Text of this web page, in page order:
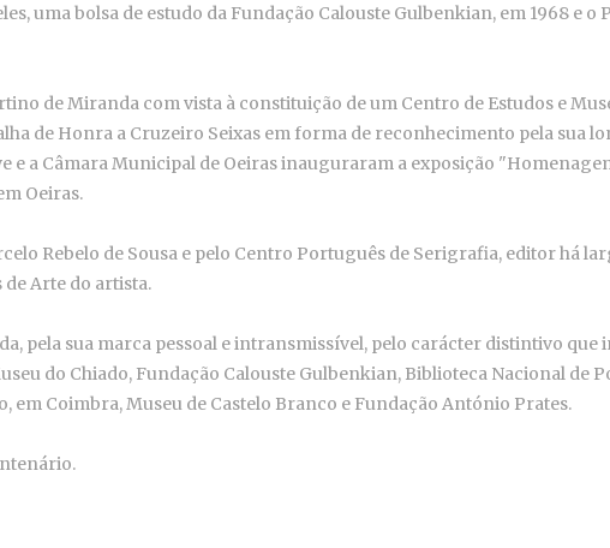
uma bolsa de estudo da Fundação Calouste Gulbenkian, em 1968 e o
de Miranda com vista à constituição de um Centro de Estudos e
de Honra a Cruzeiro Seixas em forma de reconhecimento pela sua
e a Câmara Municipal de Oeiras inauguraram a exposição
Oeiras.
Rebelo de Sousa e pelo Centro Português de Serigrafia, editor há
Arte do artista.
pela sua marca pessoal e intransmissível, pelo carácter distintivo que
do Chiado, Fundação Calouste Gulbenkian, Biblioteca Nacional de
Coimbra, Museu de Castelo Branco e Fundação António Prates.